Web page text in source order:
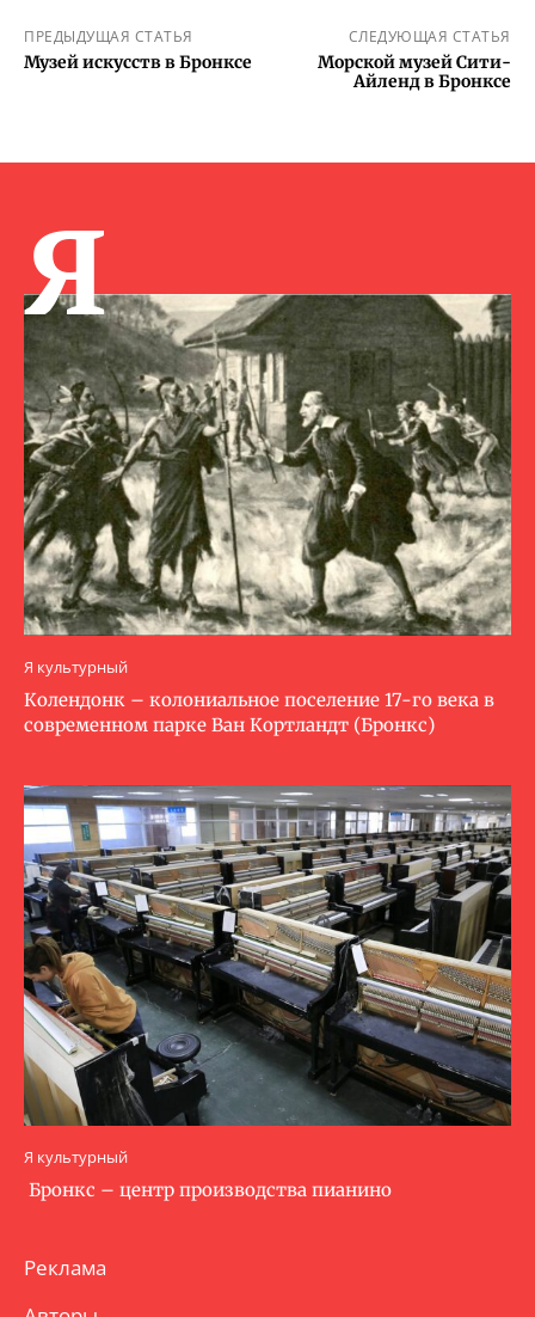
ПРЕДЫДУЩАЯ СТАТЬЯ
Музей искусств в Бронксе
СЛЕДУЮЩАЯ СТАТЬЯ
Морской музей Сити-
Айленд в Бронксе
Я
Я культурный
Колендонк – колониальное поселение 17-го века в
современном парке Ван Кортландт (Бронкс)
Я культурный
Бронкс – центр производства пианино
Реклама